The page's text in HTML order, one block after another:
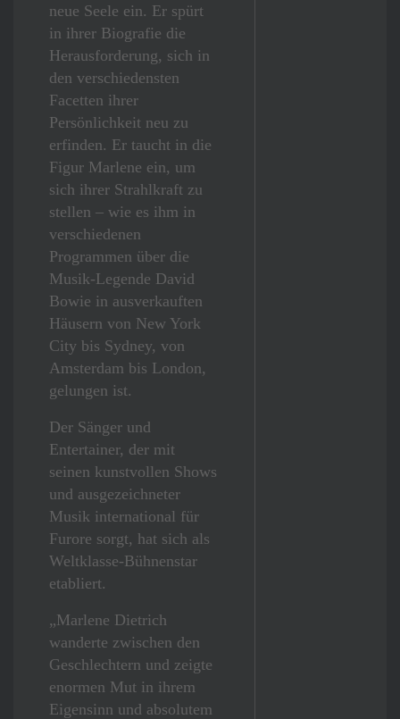
neue Seele ein. Er spürt
in ihrer Biografie die
Herausforderung, sich in
den verschiedensten
Facetten ihrer
Persönlichkeit neu zu
erfinden. Er taucht in die
Figur Marlene ein, um
sich ihrer Strahlkraft zu
stellen – wie es ihm in
verschiedenen
Programmen über die
Musik-Legende David
Bowie in ausverkauften
Häusern von New York
City bis Sydney, von
Amsterdam bis London,
gelungen ist.
Der Sänger und
Entertainer, der mit
seinen kunstvollen Shows
und ausgezeichneter
Musik international für
Furore sorgt, hat sich als
Weltklasse-Bühnenstar
etabliert.
„Marlene Dietrich
wanderte zwischen den
Geschlechtern und zeigte
enormen Mut in ihrem
Eigensinn und absolutem